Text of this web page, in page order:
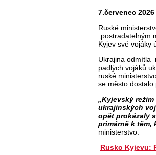
7.červenec
Ruské
Kyjev své vojáky
Ukrajina odmítla
padlých vojáků
ruské
se město dostalo
„Kyjevský
ukrajinských
opět prokázaly
primárně k těm,
ministerstvo.
Rusko Kyjevu: